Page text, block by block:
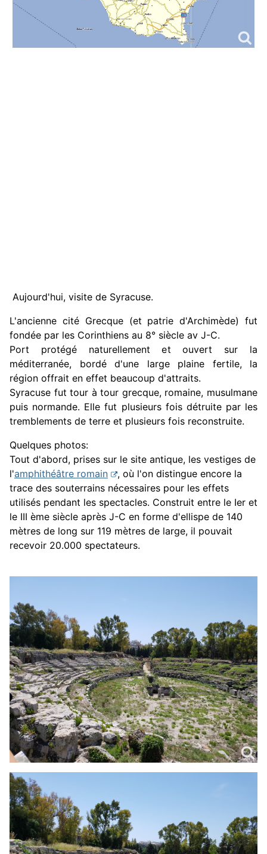
Aujourd'hui, visite de Syracuse.
L'ancienne cité Grecque (et patrie d'Archimède) fut
fondée par les Corinthiens au 8° siècle av J-C.
Port protégé naturellement et ouvert sur la
méditerranée, bordé d'une large plaine fertile, la
région offrait en effet beaucoup d'attraits.
Syracuse fut tour à tour grecque, romaine, musulmane
puis normande. Elle fut plusieurs fois détruite par les
tremblements de terre et plusieurs fois reconstruite.
Quelques photos:
Tout d'abord, prises sur le site antique, les vestiges de
l'amphithéâtre romain , où l'on distingue encore la
trace des souterrains nécessaires pour les effets
utilisés pendant les spectacles. Construit entre le Ier et
le III ème siècle après J-C en forme d'ellispe de 140
mètres de long sur 119 mètres de large, il pouvait
recevoir 20.000 spectateurs.